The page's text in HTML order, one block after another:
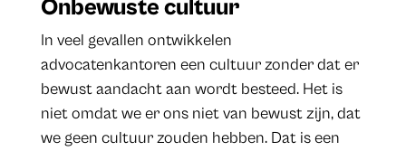
Onbewuste cultuur
In veel gevallen ontwikkelen
advocatenkantoren een cultuur zonder dat er
bewust aandacht aan wordt besteed. Het is
niet omdat we er ons niet van bewust zijn, dat
we geen cultuur zouden hebben. Dat is een